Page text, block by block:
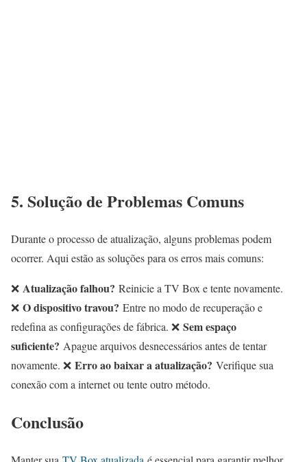
5. Solução de Problemas Comuns
Durante o processo de atualização, alguns problemas podem
ocorrer. Aqui estão as soluções para os erros mais comuns:
❌ Atualização falhou? Reinicie a TV Box e tente novamente.
❌ O dispositivo travou? Entre no modo de recuperação e
redefina as configurações de fábrica. ❌ Sem espaço
suficiente? Apague arquivos desnecessários antes de tentar
novamente. ❌ Erro ao baixar a atualização? Verifique sua
conexão com a internet ou tente outro método.
Conclusão